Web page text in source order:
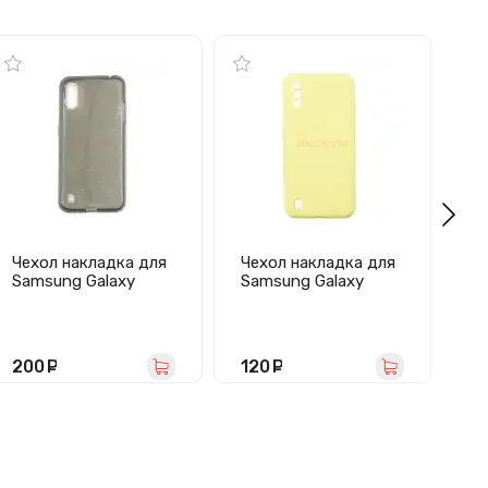
Чехол накладка для
Samsung Galaxy
200
Чехол накладка для
Samsung Galaxy
120